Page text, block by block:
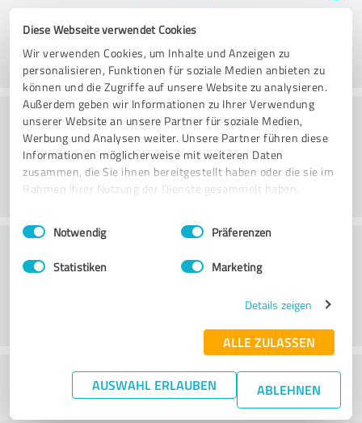
Diese Webseite verwendet Cookies
Wir verwenden Cookies, um Inhalte und Anzeigen zu
personalisieren, Funktionen für soziale Medien anbieten zu
können und die Zugriffe auf unsere Website zu analysieren.
Außerdem geben wir Informationen zu Ihrer Verwendung
unserer Website an unsere Partner für soziale Medien,
Werbung und Analysen weiter. Unsere Partner führen diese
Informationen möglicherweise mit weiteren Daten
zusammen, die Sie ihnen bereitgestellt haben oder die sie im
Rahmen Ihrer Nutzung der Dienste gesammelt haben.
Impressum Datenschutzbestimmungen
Einwilligungsauswahl
Notwendig Präferenzen
Statistiken Marketing
Details zeigen
ALLE ZULASSEN
AUSWAHL ERLAUBEN ABLEHNEN
Konsultointi
Asiakaspalvelu
What do you think of the price to
performance ratio?